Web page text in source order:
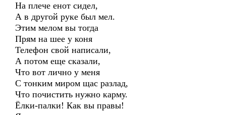
На плече енот сидел,
А в другой руке был мел.
Этим мелом вы тогда
Прям на шее у коня
Телефон свой написали,
А потом еще сказали,
Что вот лично у меня
С тонким миром щас разлад,
Что почистить нужно карму.
Ёлки-палки! Как вы правы!